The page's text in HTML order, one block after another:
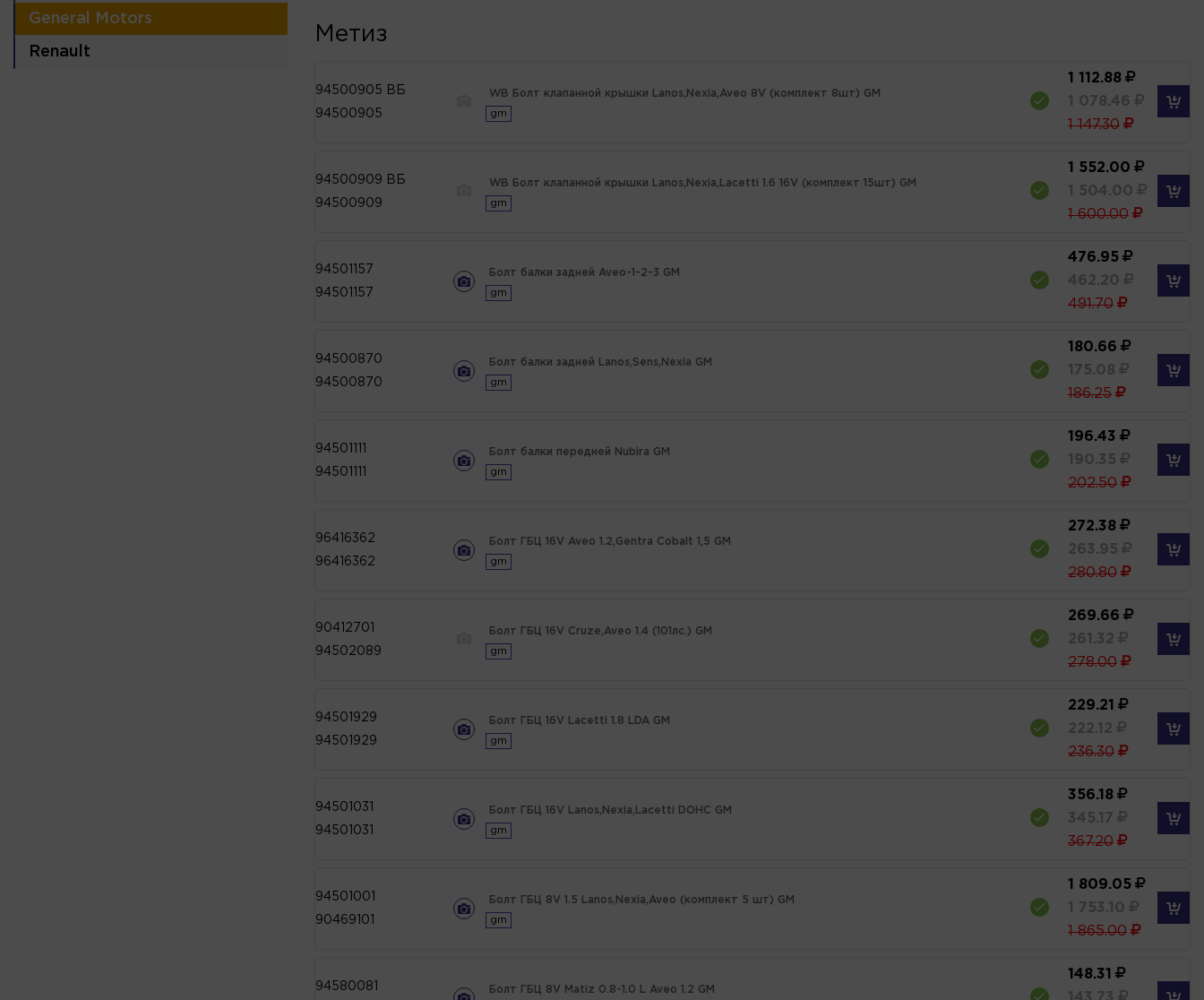
General Motors
Renault
Метиз
94500905 ВБ
94500905
WB Болт клапанной крышки Lanos,Nexia,Aveo 8V (комплект 8шт) GM
gm
1 112.88
1 078.46
1 147.30
94500909 ВБ
94500909
WB Болт клапанной крышки Lanos,Nexia,Lacetti 1.6 16V (комплект 15шт) GM
gm
1 552.00
1 504.00
1 600.00
94501157
94501157
Болт балки задней Aveo-1-2-3 GM
gm
476.95
462.20
491.70
94500870
94500870
Болт балки задней Lanos,Sens,Nexia GM
gm
180.66
175.08
186.25
94501111
94501111
Болт балки передней Nubira GM
gm
196.43
190.35
202.50
96416362
96416362
Болт ГБЦ 16V Aveo 1.2,Gentra Cobalt 1,5 GM
gm
272.38
263.95
280.80
90412701
94502089
Болт ГБЦ 16V Cruze,Aveo 1.4 (101лс.) GM
gm
269.66
261.32
278.00
94501929
94501929
Болт ГБЦ 16V Lacetti 1.8 LDA GM
gm
229.21
222.12
236.30
94501031
94501031
Болт ГБЦ 16V Lanos,Nexia,Lacetti DOHC GM
gm
356.18
345.17
367.20
94501001
90469101
Болт ГБЦ 8V 1.5 Lanos,Nexia,Aveo (комплект 5 шт) GM
gm
1 809.05
1 753.10
1 865.00
94580081
Болт ГБЦ 8V Matiz 0.8-1.0 L Aveo 1.2 GM
148.31